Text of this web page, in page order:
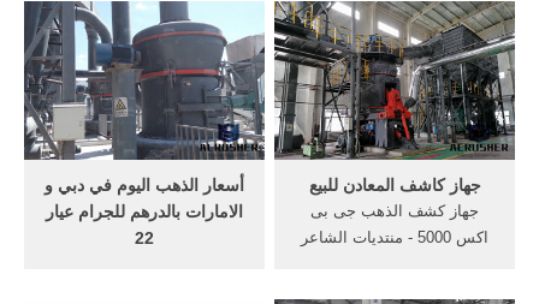
أجسام معدنية مدفونة تحت
الأرض. ... مؤسس شركة
Fisher Labs الامريكية وتم
طرحه للبيع عام 1931 . ... اكبر
مركز بيع كاشفات الذهب في
العالم .
نافيجيتور للبيع . goldmaster ...
كاشف الذهب ميجا جولد لعمق
صل الى 30 متر تحت الارض . 1
جنيه ...
أسعار الذهب اليوم في دبي و
الامارات بالدرهم للجرام عيار
22
جهاز كاشف المعادن للبيع
جهاز كشف الذهب جى بى
اكس 5000 - منتديات الشاعر